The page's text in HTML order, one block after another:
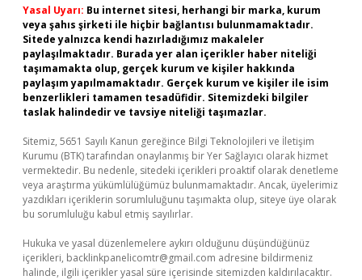
Yasal Uyarı: Bu internet sitesi, herhangi bir marka, kurum
veya şahıs şirketi ile hiçbir bağlantısı bulunmamaktadır.
Sitede yalnızca kendi hazırladığımız makaleler
paylaşılmaktadır. Burada yer alan içerikler haber niteliği
taşımamakta olup, gerçek kurum ve kişiler hakkında
paylaşım yapılmamaktadır. Gerçek kurum ve kişiler ile isim
benzerlikleri tamamen tesadüfidir. Sitemizdeki bilgiler
taslak halindedir ve tavsiye niteliği taşımazlar.
Sitemiz, 5651 Sayılı Kanun gereğince Bilgi Teknolojileri ve İletişim
Kurumu (BTK) tarafından onaylanmış bir Yer Sağlayıcı olarak hizmet
vermektedir. Bu nedenle, sitedeki içerikleri proaktif olarak denetleme
veya araştırma yükümlülüğümüz bulunmamaktadır. Ancak, üyelerimiz
yazdıkları içeriklerin sorumluluğunu taşımakta olup, siteye üye olarak
bu sorumluluğu kabul etmiş sayılırlar.
Hukuka ve yasal düzenlemelere aykırı olduğunu düşündüğünüz
içerikleri, backlinkpanelicomtr@gmail.com adresine bildirmeniz
halinde, ilgili içerikler yasal süre içerisinde sitemizden kaldırılacaktır.